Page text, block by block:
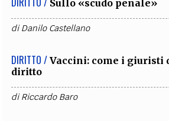
Sullo «scudo penale»
diDanilo Castellano
DIRITTO / Vaccini: come i giuristi
diritto
diRiccardo Baro